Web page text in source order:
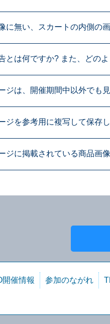
員へのアップグレー
て
問
に無い、スカートの内側の
とは何ですか? また、どの
ジは、開催期間中以外でも
ジを参考用に複写して保存
ジに掲載されている商品画
開催情報 参加のながれ